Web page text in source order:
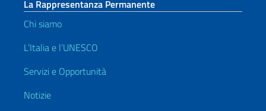
La Rappresentanza Permanente
Chi siamo
L’Italia e l’UNESCO
Servizi e Opportunità
Notizie